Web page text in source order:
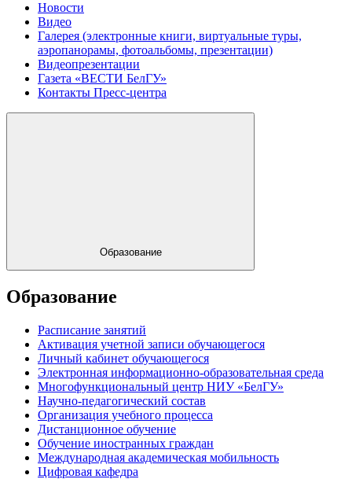
Новости
Видео
Галерея (электронные книги, виртуальные туры,
аэропанорамы, фотоальбомы, презентации)
Видеопрезентации
Газета «ВЕСТИ БелГУ»
Контакты Пресс-центра
Образование
Образование
Расписание занятий
Активация учетной записи обучающегося
Личный кабинет обучающегося
Электронная информационно-образовательная среда
Многофункциональный центр НИУ «БелГУ»
Научно-педагогический состав
Организация учебного процесса
Дистанционное обучение
Обучение иностранных граждан
Международная академическая мобильность
Цифровая кафедра